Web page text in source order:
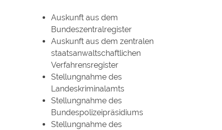
Auskunft aus dem
Bundeszentralregister
Auskunft aus dem zentralen
staatsanwaltschaftlichen
Verfahrensregister
Stellungnahme des
Landeskriminalamts
Stellungnahme des
Bundespolizeipräsidiums
Stellungnahme des